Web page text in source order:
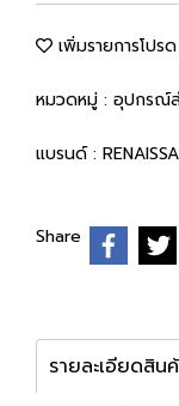
เพิ่มรายการโปรด
หมวดหมู่ : อุปกรณ์
แบรนด์ :
Share
รายละเอียดสิน